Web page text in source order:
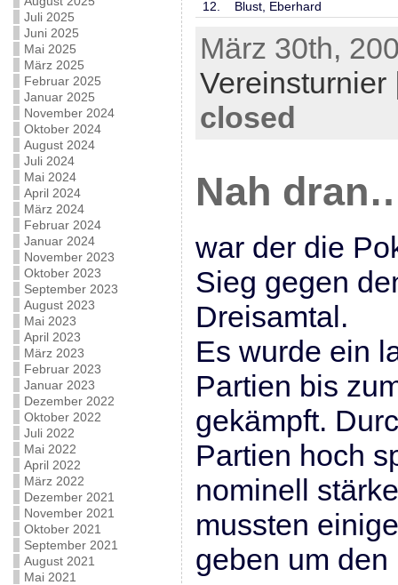
Juli 2025
Juni 2025
Mai 2025
März 2025
Februar 2025
Januar 2025
November 2024
Oktober 2024
August 2024
Juli 2024
Mai 2024
April 2024
März 2024
Februar 2024
Januar 2024
November 2023
Oktober 2023
September 2023
August 2023
Mai 2023
April 2023
März 2023
Februar 2023
Januar 2023
Dezember 2022
Oktober 2022
Juli 2022
Mai 2022
April 2022
März 2022
Dezember 2021
November 2021
Oktober 2021
September 2021
August 2021
Mai 2021
12.
Blust, Eberhard
März 30th,
Vereinsturnier
closed
Nah
war der die
Sieg gegen
Dreisamtal.
Es wurde ein
Partien bis
gekämpft.
Partien hoch
nominell
mussten
geben um